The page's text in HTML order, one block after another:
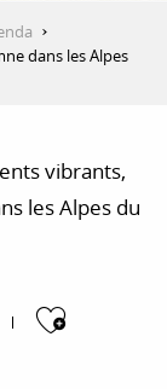
dans les Alpes
vibrants,
les Alpes du